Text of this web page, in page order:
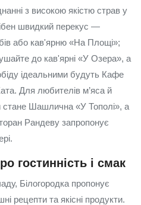
з високою якістю страв у
швидкий перекус —
або кав'ярню «На Площі»;
до кав'ярні «У Озера», а
ідеальними будуть Кафе
Для любителів м’яса й
Шашлична «У Тополі», а
Рандеву запропонує
гостинність і смак
Білогородка пропонує
рецепти та якісні продукти.